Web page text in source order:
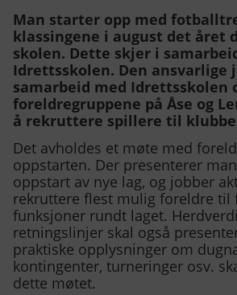
Om oss ▾
Kontakt oss
Man starter opp med
klassingene i august det året
skolen. Dette skjer i
Idrettsskolen. Den ansvarlige
samarbeid med Idrettsskolen
foreldregruppene på Åse og
å rekruttere spillere til
Det avholdes et møte med
oppstarten. Der presenterer
oppstart av nye lag, og jobber
rekruttere flest mulig foreldre til
funksjoner rundt laget.
retningslinjer skal også
praktiske opplysninger om
kontingenter, turneringer osv.
dette møtet.